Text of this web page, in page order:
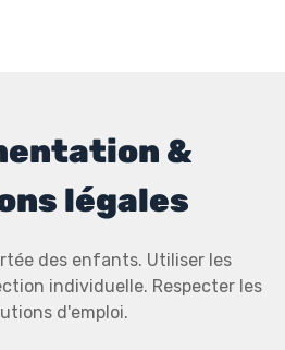
&
légales
des enfants. Utiliser les
individuelle. Respecter les
d'emploi.